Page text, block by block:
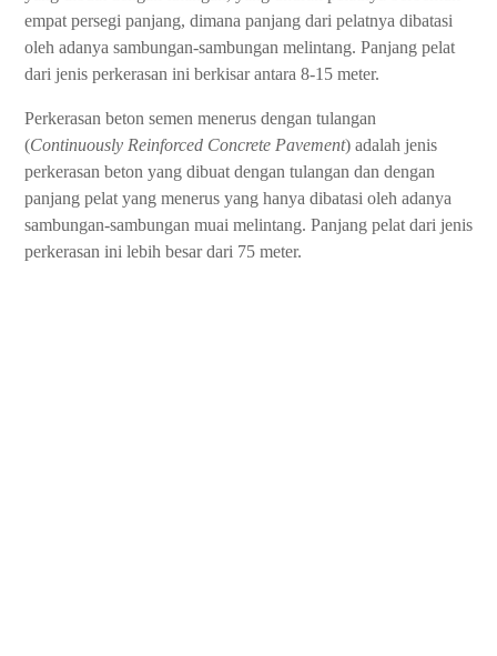
empat persegi panjang, dimana panjang dari pelatnya dibatasi
oleh adanya sambungan-sambungan melintang. Panjang pelat
dari jenis perkerasan ini berkisar antara 8-15 meter.
Perkerasan beton semen menerus dengan tulangan
(Continuously Reinforced Concrete Pavement) adalah jenis
perkerasan beton yang dibuat dengan tulangan dan dengan
panjang pelat yang menerus yang hanya dibatasi oleh adanya
sambungan-sambungan muai melintang. Panjang pelat dari jenis
perkerasan ini lebih besar dari 75 meter.